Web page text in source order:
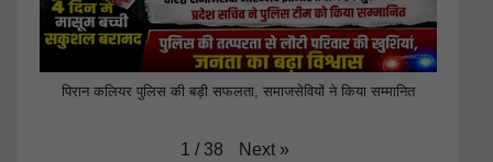
पिरान कलियर पुलिस की बड़ी सफलता, समाजसेवियों ने किया सम्मानित
1 / 38 Next »